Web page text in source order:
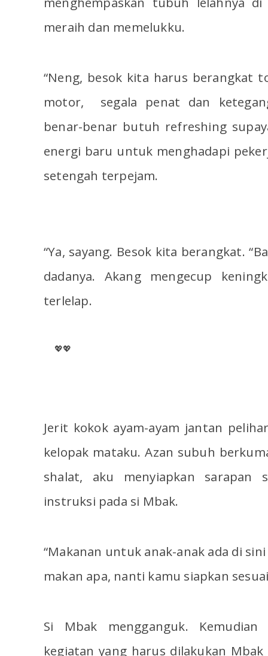
meraih dan memelukku.
“Neng, besok kita harus berangkat
motor, segala penat dan
benar-benar butuh refreshing
energi baru untuk menghadapi
setengah terpejam.
“Ya, sayang. Besok kita berangkat.
dadanya. Akang mengecup
terlelap.
💖💖
Jerit kokok ayam-ayam jantan
kelopak mataku. Azan subuh
shalat, aku menyiapkan sarapan
instruksi pada si Mbak.
“Makanan untuk anak-anak ada di
makan apa, nanti kamu siapkan
Si Mbak mengganguk.
kegiatan yang harus dilakukan